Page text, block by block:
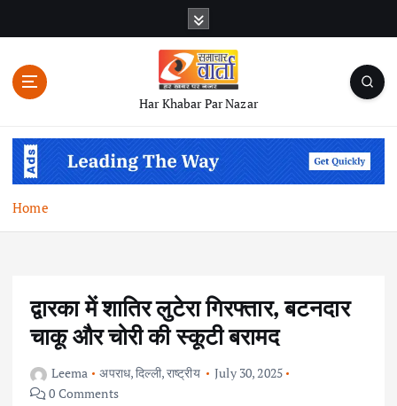
n
Har Khabar Par Nazar
Home
द्वारका में शातिर लुटेरा गिरफ्तार, बटनदार
चाकू और चोरी की स्कूटी बरामद
Leema अपराध,दिल्ली,राष्ट्रीय
July 30, 2025
0 Comments